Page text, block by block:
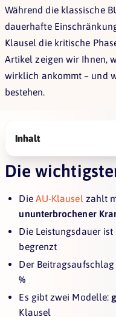
Während die klassische
dauerhafte
Klausel die kritische
Artikel zeigen wir Ihnen,
wirklich ankommt – und
bestehen.
Inhalt
Die
DieAU-Klausel zahlt
ununterbrochener
Die Leistungsdauer
begrenzt
Der
%
Es gibt zwei Modelle:
Klausel